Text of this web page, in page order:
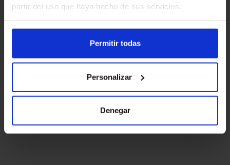
partir del uso que haya hecho de sus servicios.
Permitir todas
Personalizar
Denegar